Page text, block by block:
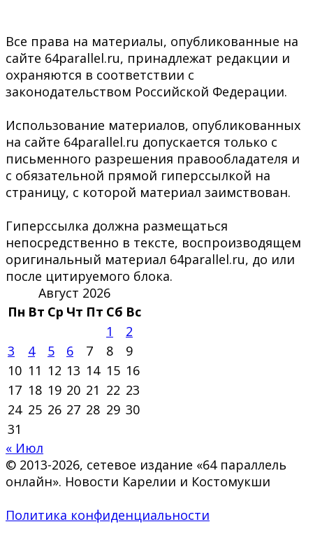
Все права на материалы, опубликованные на
сайте 64parallel.ru, принадлежат редакции и
охраняются в соответствии с
законодательством Российской Федерации.
Использование материалов, опубликованных
на сайте 64parallel.ru допускается только с
письменного разрешения правообладателя и
с обязательной прямой гиперссылкой на
страницу, с которой материал заимствован.
Гиперссылка должна размещаться
непосредственно в тексте, воспроизводящем
оригинальный материал 64parallel.ru, до или
после цитируемого блока.
Август 2026
Пн Вт Ср Чт Пт Сб Вс
1
2
3
4 5 6 7 8
9
10 11 12 13 14 15 16
17 18 19 20 21 22 23
24 25 26 27 28 29 30
31
« Июл
© 2013-2026, сетевое издание «64 параллель
онлайн». Новости Карелии и Костомукши
Политика конфиденциальности